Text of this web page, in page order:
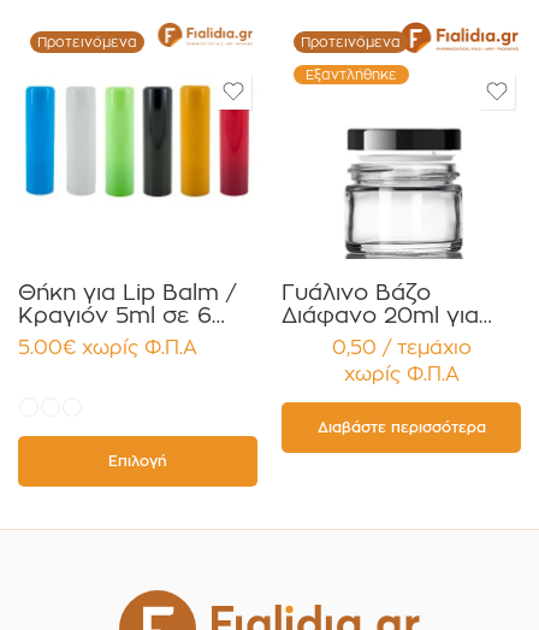
Προτεινόμενα
Θήκη για Lip Balm /
Κραγιόν 5ml σε 6
χρώματα Πακέτο
10τεμ.
5.00€ χωρίς Φ.Π.Α
Επιλογή
Προτεινόμενα
Εξαντλήθηκε
Γυάλινο Βάζο
Διάφανο 20ml για
Κρέμες και
Κηραλοιφές με
Μαύρο Γυαλιστερό
Καπάκι Παρέμβυσμα
Συσκευασία 12
τεμαχίων
0,50 / τεμάχιο
χωρίς Φ.Π.Α
Διαβάστε περισσότερα